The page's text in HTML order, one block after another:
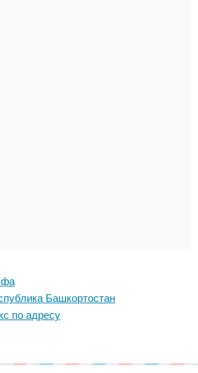
Башкортостан
по адресу